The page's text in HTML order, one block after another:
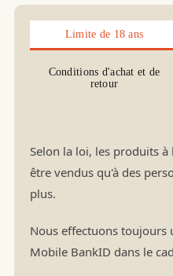
Limite de 18 ans
Conditions d'achat et de
retour
Selon la loi, les produits
être vendus qu'à des
plus.
Nous effectuons toujours
Mobile BankID dans le